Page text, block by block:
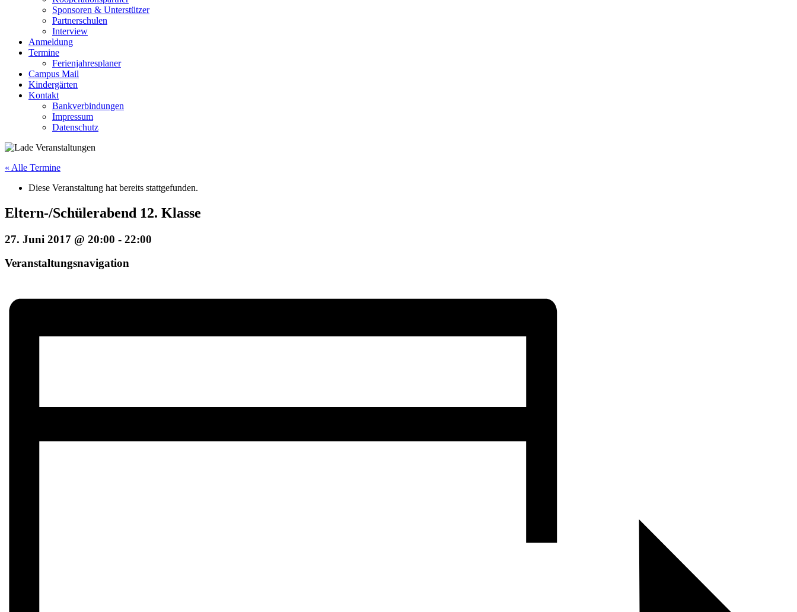
Sponsoren & Unterstützer
Partnerschulen
Interview
Anmeldung
Termine
Ferienjahresplaner
Campus Mail
Kindergärten
Kontakt
Bankverbindungen
Impressum
Datenschutz
« Alle Termine
Diese Veranstaltung hat bereits stattgefunden.
Eltern-/Schülerabend 12. Klasse
27. Juni 2017 @ 20:00 - 22:00
Veranstaltungsnavigation